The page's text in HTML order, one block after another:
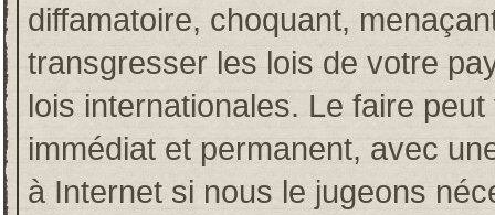
diffamatoire, choquant,
transgresser les lois de votre
lois internationales. Le faire
immédiat et permanent, avec
à Internet si nous le jugeons